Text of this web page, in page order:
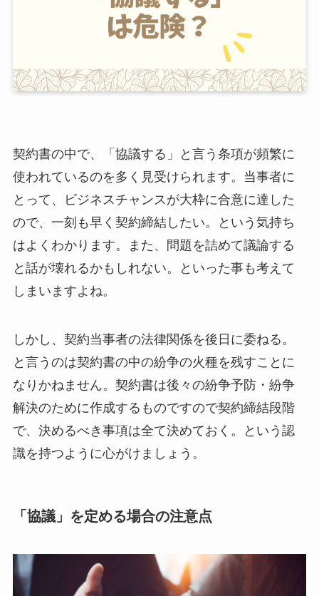
契約書の中で、「協議する」と言う条項が頻繁に
使われているのを多く見受けられます。当事者に
とって、ビジネスチャンスが大枠に合意に達した
ので、一刻も早く契約締結したい。という気持ち
はよくわかります。また、問題を詰めて議論する
と話が壊れるかもしれない。といった事も考えて
しまいますよね。
しかし、契約当事者の法律関係を後日に委ねる。
と言うのは契約書の中の紛争の火種を残すことに
なりかねません。契約書は後々の紛争予防・紛争
解決のために作成するものですので契約締結段階
で、決めるべき事項は全て決めておく。という認
識を持つように心がけましょう。
「協議」を定める場合の注意点